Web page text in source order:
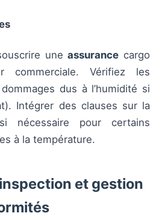
uneassurance cargo
commerciale. Vérifiez les
dus à l’humidité si
Intégrer des clauses sur la
nécessaire pour certains
à la température.
et gestion